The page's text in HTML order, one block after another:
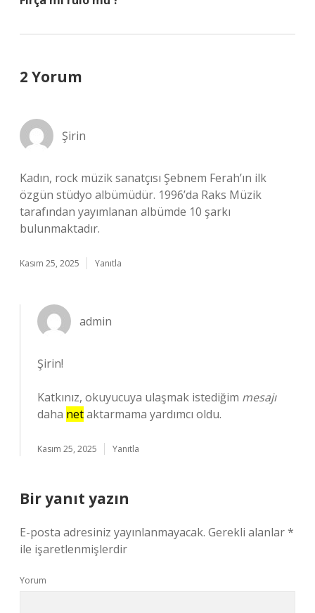
2 Yorum
Şirin
Kadın, rock müzik sanatçısı Şebnem Ferah’ın ilk
özgün stüdyo albümüdür. 1996’da Raks Müzik
tarafından yayımlanan albümde 10 şarkı
bulunmaktadır.
Kasım 25, 2025 Yanıtla
admin
Şirin!
Katkınız, okuyucuya ulaşmak istediğim mesajı
daha netaktarmama yardımcı oldu.
Kasım 25, 2025 Yanıtla
Bir yanıt yazın
E-posta adresiniz yayınlanmayacak. Gerekli alanlar*
ile işaretlenmişlerdir
Yorum